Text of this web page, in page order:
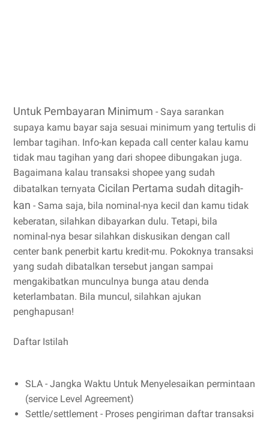
Untuk Pembayaran Minimum - Saya sarankan
supaya kamu bayar saja sesuai minimum yang tertulis di
lembar tagihan. Info-kan kepada call center kalau kamu
tidak mau tagihan yang dari shopee dibungakan juga.
Bagaimana kalau transaksi shopee yang sudah
dibatalkan ternyata Cicilan Pertama sudah ditagih-
kan - Sama saja, bila nominal-nya kecil dan kamu tidak
keberatan, silahkan dibayarkan dulu. Tetapi, bila
nominal-nya besar silahkan diskusikan dengan call
center bank penerbit kartu kredit-mu. Pokoknya transaksi
yang sudah dibatalkan tersebut jangan sampai
mengakibatkan munculnya bunga atau denda
keterlambatan. Bila muncul, silahkan ajukan
penghapusan!
Daftar Istilah
SLA - Jangka Waktu Untuk Menyelesaikan permintaan
(service Level Agreement)
Settle/settlement - Proses pengiriman daftar transaksi